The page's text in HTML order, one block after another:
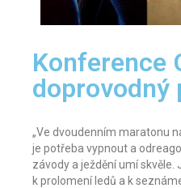
Konference
doprovodný
„Ve dvoudenním maratonu
je potřeba vypnout a
závody a ježdění umí
k prolomení ledů a k